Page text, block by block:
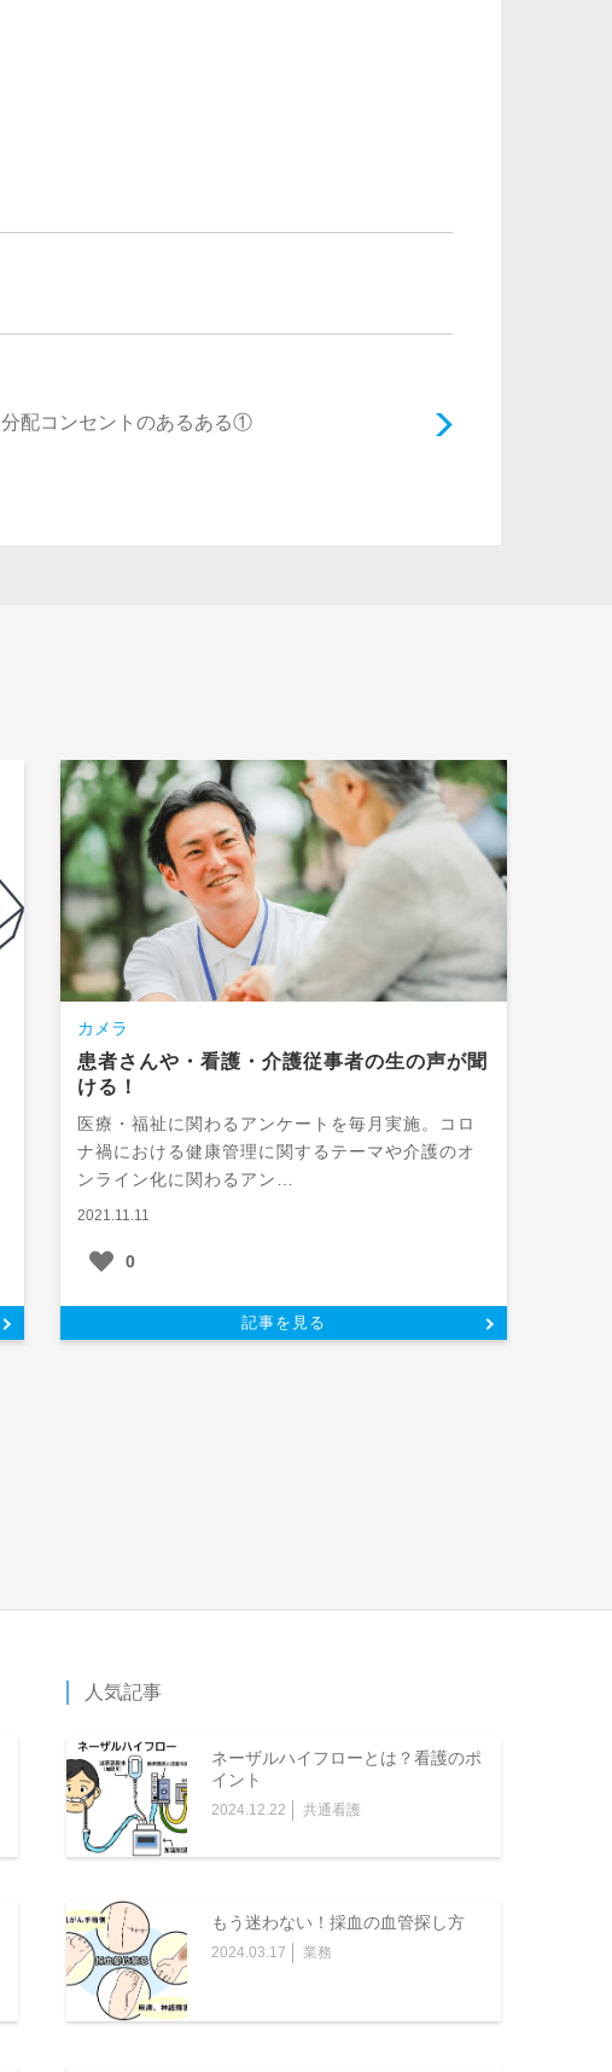
分配コンセントのあるある①
カメラ
患者さんや・看護・介護従事者の生の声が聞
ける！
医療・福祉に関わるアンケートを毎月実施。コロ
ナ禍における健康管理に関するテーマや介護のオ
ンライン化に関わるアン…
2021.11.11
0
記事を見る
人気記事
ネーザルハイフローとは？看護のポ
イント
2024.12.22 共通看護
もう迷わない！採血の血管探し方
2024.03.17 業務